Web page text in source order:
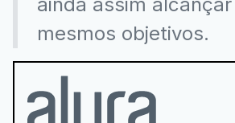
mesmos objetivos.